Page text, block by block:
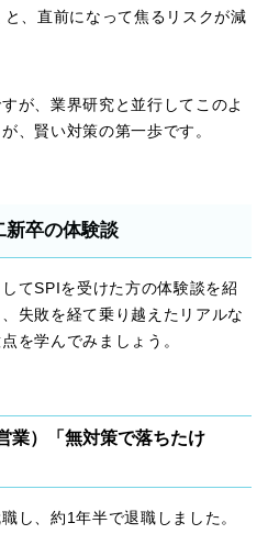
、直前になって焦るリスクが減
が、業界研究と並行してこのよ
、賢い対策の第一歩です。
新卒の体験談
てSPIを受けた方の体験談を紹
失敗を経て乗り越えたリアルな
を学んでみましょう。
業）「無対策で落ちたけ
し、約1年半で退職しました。